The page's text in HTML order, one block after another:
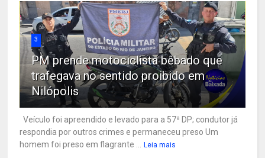
3
PM prende motociclista bêbado que
trafegava no sentido proibido em
Nilópolis
Veículo foi apreendido e levado para a 57ª DP; condutor já
respondia por outros crimes e permaneceu preso Um
homem foi preso em flagrante ... Leia mais